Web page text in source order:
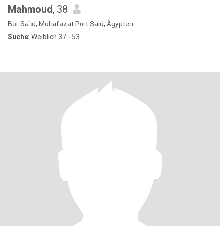
Mahmoud, 38
Būr Sa`īd, Mohafazat Port Said, Ägypten
Suche: Weiblich 37 - 53